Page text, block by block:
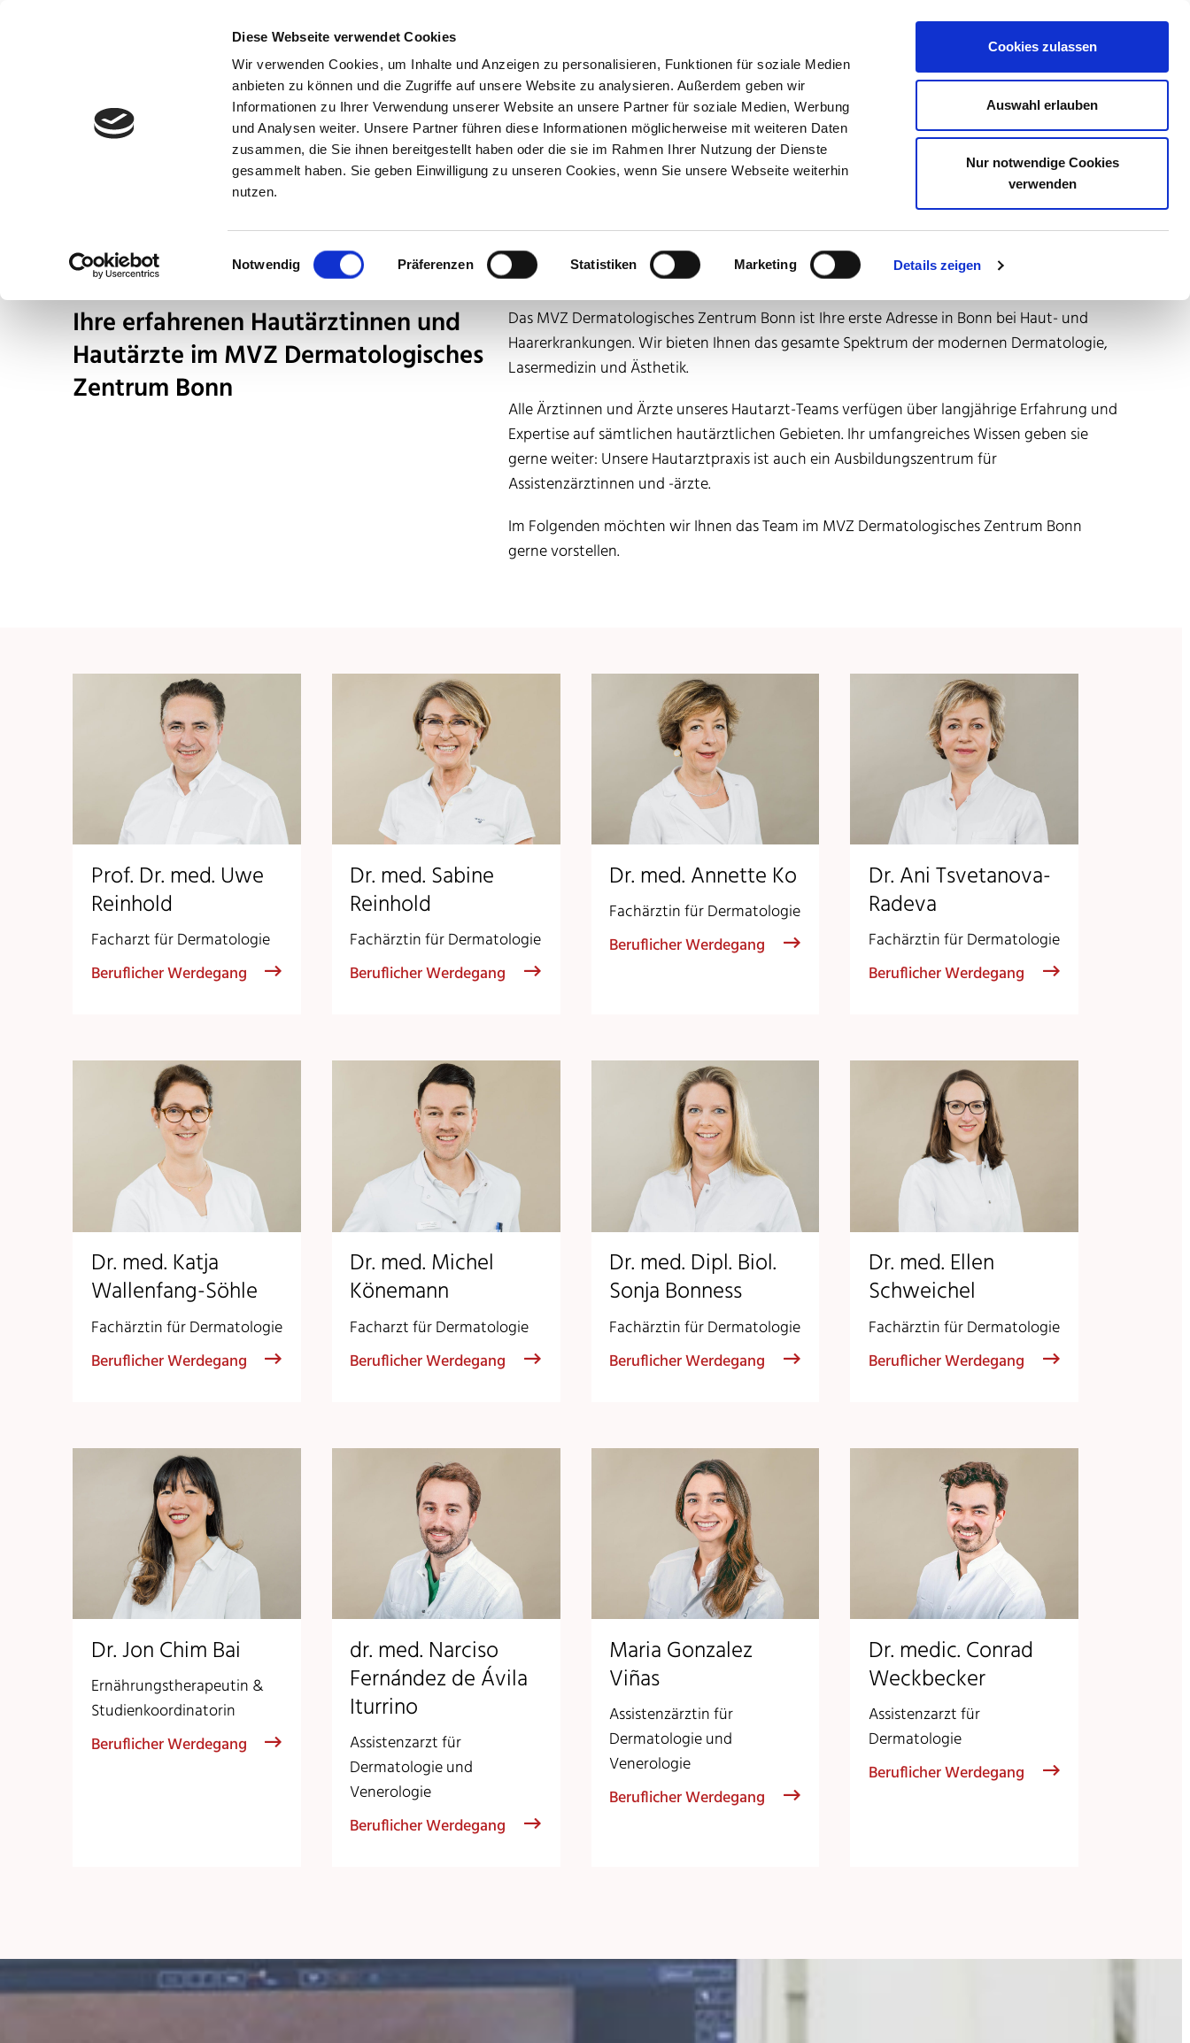
Diese Webseite verwendet Cookies
Wir verwenden Cookies, um Inhalte und Anzeigen zu personalisieren, Funktionen für soziale Medien
anbieten zu können und die Zugriffe auf unsere Website zu analysieren. Außerdem geben wir
Informationen zu Ihrer Verwendung unserer Website an unsere Partner für soziale Medien, Werbung
und Analysen weiter. Unsere Partner führen diese Informationen möglicherweise mit weiteren Daten
zusammen, die Sie ihnen bereitgestellt haben oder die sie im Rahmen Ihrer Nutzung der Dienste
gesammelt haben. Sie geben Einwilligung zu unseren Cookies, wenn Sie unsere Webseite weiterhin
nutzen.
Einwilligungsauswahl
Notwendig Präferenzen Statistiken Marketing Details zeigen
Cookies zulassen
Auswahl erlauben
Nur notwendige Cookies
verwenden
0228 227 209 200 Termin online buchen Suche
Dermatologie Hautkrebs Ästhetik Phlebologie
Standorte Aktuelles Klinische Hautarzt-Studien Downloads Karriere Über CORIUS Gruppe
Das Hautarzt-Team in Bonn
Ihre erfahrenen Hautärztinnen und
Hautärzte im MVZ Dermatologisches
Zentrum Bonn
Das MVZ Dermatologisches Zentrum Bonn ist Ihre erste Adresse in Bonn bei Haut- und
Haarerkrankungen. Wir bieten Ihnen das gesamte Spektrum der modernen Dermatologie,
Lasermedizin und Ästhetik.
Alle Ärztinnen und Ärzte unseres Hautarzt-Teams verfügen über langjährige Erfahrung und
Expertise auf sämtlichen hautärztlichen Gebieten. ​Ihr umfangreiches Wissen geben sie
gerne weiter: Unsere Hautarztpraxis ist auch ein Ausbildungszentrum für
Assistenzärztinnen und -ärzte.
Im Folgenden möchten wir Ihnen das Team im MVZ Dermatologisches Zentrum Bonn
gerne vorstellen.
Prof. Dr. med. Uwe
Reinhold
Facharzt für Dermatologie
Beruflicher Werdegang
Dr. med. Sabine
Reinhold
Fachärztin für Dermatologie
Beruflicher Werdegang
Dr. med. Annette Ko
Fachärztin für Dermatologie
Beruflicher Werdegang
Dr. Ani Tsvetanova-
Radeva
Fachärztin für Dermatologie
Beruflicher Werdegang
Dr. med. Katja
Wallenfang-Söhle
Fachärztin für Dermatologie
Beruflicher Werdegang
Dr. med. Michel
Könemann
Facharzt für Dermatologie
Beruflicher Werdegang
Dr. med. Dipl. Biol.
Sonja Bonness
Fachärztin für Dermatologie
Beruflicher Werdegang
Dr. med. Ellen
Schweichel
Fachärztin für Dermatologie
Beruflicher Werdegang
Dr. Jon Chim Bai
Ernährungstherapeutin &
Studienkoordinatorin
Beruflicher Werdegang
dr. med. Narciso
Fernández de Ávila
Iturrino
Assistenzarzt für
Dermatologie und
Venerologie
Beruflicher Werdegang
Maria Gonzalez
Viñas
Assistenzärztin für
Dermatologie und
Venerologie
Beruflicher Werdegang
Dr. medic. Conrad
Weckbecker
Assistenzarzt für
Dermatologie
Beruflicher Werdegang